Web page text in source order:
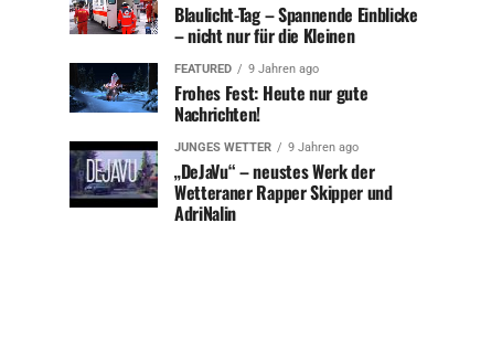
Blaulicht-Tag – Spannende Einblicke
– nicht nur für die Kleinen
FEATURED 9 Jahren ago
Frohes Fest: Heute nur gute
Nachrichten!
JUNGES WETTER 9 Jahren ago
„DeJaVu“ – neustes Werk der
Wetteraner Rapper Skipper und
AdriNalin